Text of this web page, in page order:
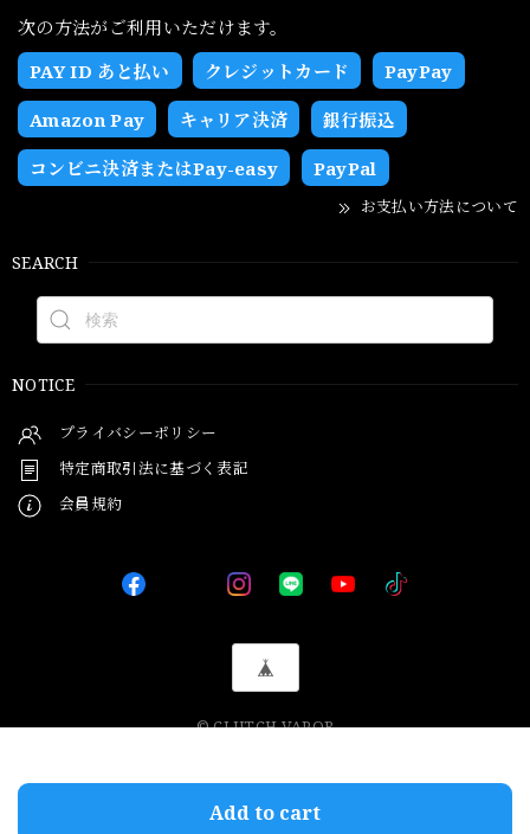
次の方法がご利用いただけます。
PAY ID あと払い
クレジットカード PayPay
Amazon Pay キャリア決済 銀行振込
コンビニ決済またはPay-easy PayPal
お支払い方法について
SEARCH
NOTICE
プライバシーポリシー
特定商取引法に基づく表記
会員規約
© CLUTCH VAPOR
Add to cart